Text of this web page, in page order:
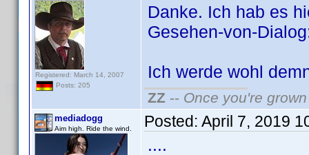
Registered: March 14, 2007
Posts: 205
Danke. Ich hab es
Gesehen-von-
Ich werde wohl
ZZ -- Once you're
mediadogg
Aim high. Ride the wind. Posted: April 7, 2019
....